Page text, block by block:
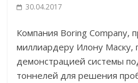
30.04.2017
Компания Boring Company,
миллиардеру Илону Маску,
демонстрацией системы
тоннелей для решения